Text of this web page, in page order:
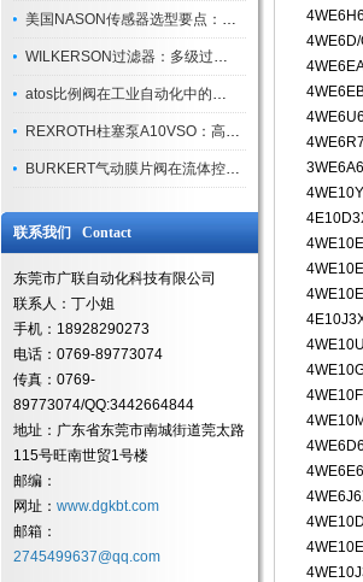
美国NASON传感器选型要点：精度、量程与接口适配指南
WILKERSON过滤器：多级过滤技术，适配多行业净化需求
atos比例阀在工业自动化中的关键应用
REXROTH柱塞泵A10VSO：高效液压系统的核心组件
BURKERT气动膜片阀在流体控制中的应用
联系我们 Contact
东莞市广联自动化科技有限公司
联系人：丁小姐
手机：18928290273
电话：0769-89773074
传真：0769-
89773074/QQ:3442664844
地址：广东省东莞市南城街道莞太路
115号旺南世贸1号楼
邮编：
网址： www.dgkbt.com
邮箱：
2745499637@qq.com